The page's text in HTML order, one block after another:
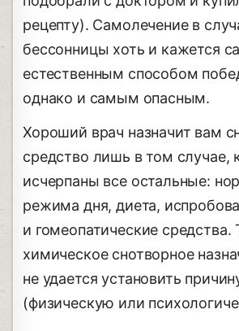
рецепту). Самолечение в
бессонницы хоть и кажется
естественным способом
однако и самым опасным.
Хороший врач назначит вам
средство лишь в том случае,
исчерпаны все остальные:
режима дня, диета,
и гомеопатические средства.
химическое снотворное
не удается установить
(физическую или